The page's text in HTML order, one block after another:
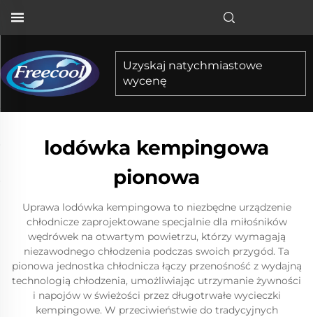
Uzyskaj natychmiastowe
wycenę
lodówka kempingowa
pionowa
Uprawa lodówka kempingowa to niezbędne urządzenie
chłodnicze zaprojektowane specjalnie dla miłośników
wędrówek na otwartym powietrzu, którzy wymagają
niezawodnego chłodzenia podczas swoich przygód. Ta
pionowa jednostka chłodnicza łączy przenośność z wydajną
technologią chłodzenia, umożliwiając utrzymanie żywności
i napojów w świeżości przez długotrwałe wycieczki
kempingowe. W przeciwieństwie do tradycyjnych